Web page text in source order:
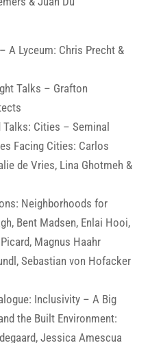
A Lyceum: Chris Precht &
Talks – Grafton
Cities – Seminal
Facing Cities: Carlos
de Vries, Lina Ghotmeh &
Neighborhoods for
Bent Madsen, Enlai Hooi,
Magnus Haahr
Sebastian von Hofacker
Inclusivity – A Big
the Built Environment:
Jessica Amescua